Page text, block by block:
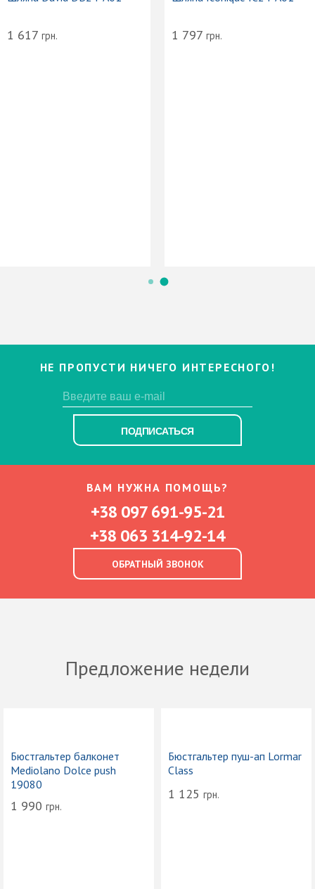
1 617 грн. 1 797 грн.
НЕ ПРОПУСТИ НИЧЕГО ИНТЕРЕСНОГО!
ПОДПИСАТЬСЯ
ВАМ НУЖНА ПОМОЩЬ?
+38 097 691-95-21
+38 063 314-92-14
ОБРАТНЫЙ ЗВОНОК
Предложение недели
Бюстгальтер балконет
Mediolano Dolce push
19080
1 990 грн.
Бюстгальтер пуш-ап Lormar
Class
1 125 грн.